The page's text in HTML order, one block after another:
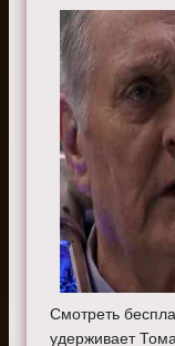
Смотреть
удерживает